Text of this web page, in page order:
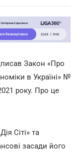
Закон «Про
в Україні» №
року. Про це
Сіті» та
засади його